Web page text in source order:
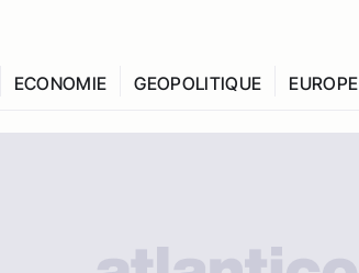
ECONOMIE GEOPOLITIQUE EUROPE